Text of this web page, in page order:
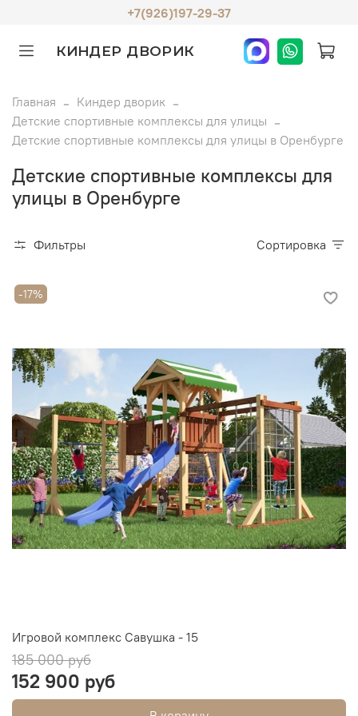
+7(926)197-29-37
КИНДЕР ДВОРИК
Главная
Киндер дворик
Детские спортивные комплексы для улицы
Детские спортивные комплексы для улицы в Оренбурге
Детские спортивные комплексы для
улицы в Оренбурге
Фильтры Сортировка
-17%
Игровой комплекс Савушка - 15
185 000 руб
152 900 руб